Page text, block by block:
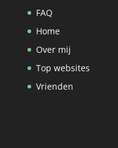
FAQ
Home
Over mij
Top websites
Vrienden